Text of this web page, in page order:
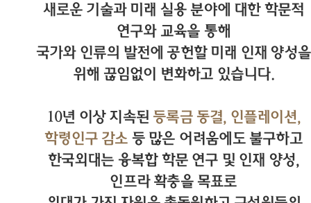
새로운 기술과 미래 실용 분야에 대한 학문적
연구와 교육을 통해
국가와 인류의 발전에 공헌할 미래 인재 양성을
위해 끊임없이 변화하고 있습니다.
10년 이상 지속된 등록금 동결, 인플레이션,
학령인구 감소 등 많은 어려움에도 불구하고
한국외대는 융복합 학문 연구 및 인재 양성,
인프라 확충을 목표로